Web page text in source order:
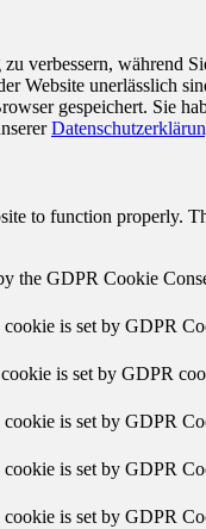
verbessern, während
Website unerlässlich
gespeichert. Sie
to function properly.
the GDPR Cookie
is set by GDPR
is set by GDPR
is set by GDPR
is set by GDPR
is set by GDPR